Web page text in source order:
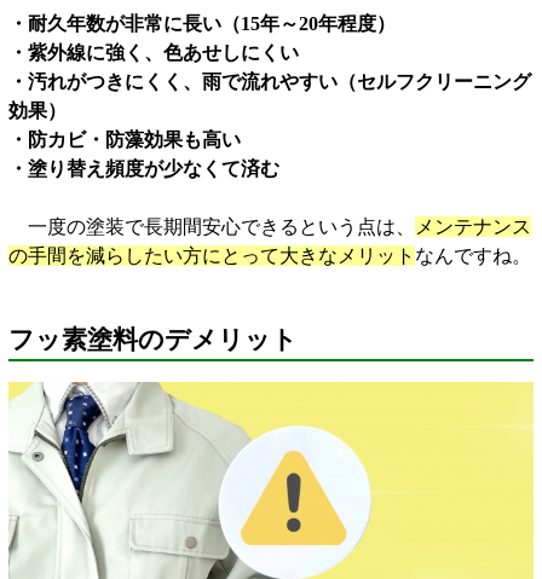
・耐久年数が非常に長い（15年～20年程度）
・紫外線に強く、色あせしにくい
・汚れがつきにくく、雨で流れやすい（セルフクリーニング
効果）
・防カビ・防藻効果も高い
・塗り替え頻度が少なくて済む
一度の塗装で長期間安心できるという点は、
メンテナンス
の手間を減らしたい方にとって大きなメリット なんですね。
フッ素塗料のデメリット